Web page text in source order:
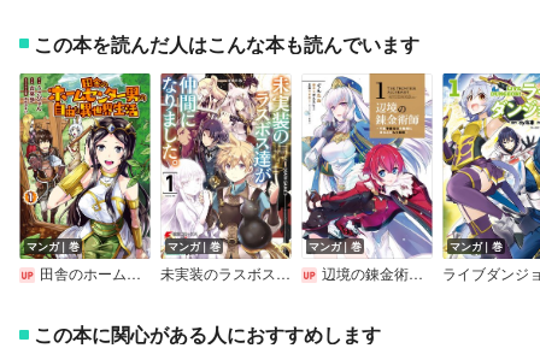
この本を読んだ人はこんな本も読んでいます
マンガ｜巻
田舎のホームセンター男の自由な異世界生活
マンガ｜巻
未実装のラスボス達が仲間になりました。
マンガ｜巻
辺境の錬金術師 ～今更予算ゼロの職場に戻るとかもう無理～
マンガ｜巻
ライブダンジ
この本に関心がある人におすすめします